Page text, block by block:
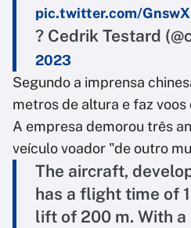
pic.twitter.com/
? Cedrik Testard
2023
Segundo a imprensa
metros de altura e faz voos
A empresa demorou três
veículo voador "de outro
The aircraft,
has a flight time of
lift of 200 m. With